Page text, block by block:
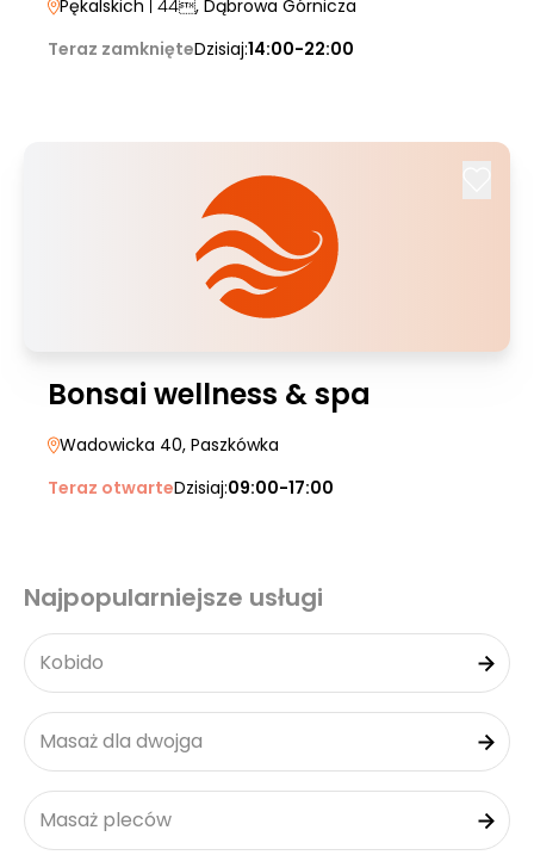
Pękalskich | 44, Dąbrowa Górnicza
Teraz zamknięteDzisiaj:14:00-22:00
Bonsai wellness & spa
Wadowicka 40, Paszkówka
Teraz otwarteDzisiaj:09:00-17:00
Najpopularniejsze usługi
Kobido
Masaż dla dwojga
Masaż pleców